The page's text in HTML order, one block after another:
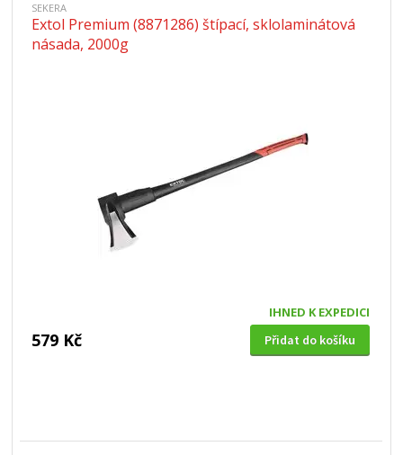
SEKERA
Extol Premium (8871286) štípací, sklolaminátová
násada, 2000g
IHNED K EXPEDICI
579 Kč Přidat do košíku